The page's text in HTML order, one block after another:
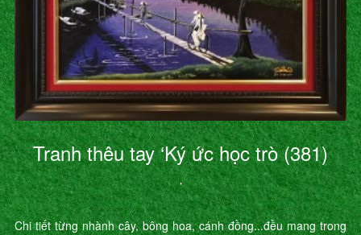
Tranh thêu tay ‘Ký ức học trò (381)
’
Chi tiết từng nhành cây, bông hoa, cánh đồng...đều mang trong